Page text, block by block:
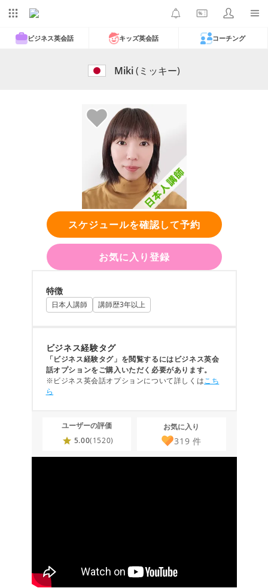
ビジネス英会話 キッズ英会話 コーチング
Miki(ミッキー)
スケジュールを確認して予約
お気に入り登録
特徴
日本人講師 講師歴3年以上
ビジネス経験タグ
「ビジネス経験タグ」を閲覧するにはビジネス英会
話オプションをご購入いただく必要があります。
※ビジネス英会話オプションについて詳しくはこち
ら
ユーザーの評価
5.00(1520)
お気に入り
319 件